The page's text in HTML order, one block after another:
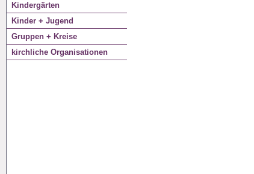
Kindergärten
Kinder + Jugend
Gruppen + Kreise
kirchliche Organisationen